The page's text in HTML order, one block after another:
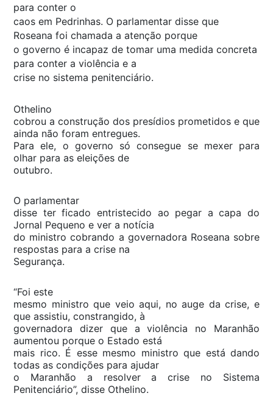
para conter o
caos em Pedrinhas. O parlamentar disse que
Roseana foi chamada a atenção porque
o governo é incapaz de tomar uma medida concreta
para conter a violência e a
crise no sistema penitenciário.
Othelino
cobrou a construção dos presídios prometidos e que
ainda não foram entregues.
Para ele, o governo só consegue se mexer para
olhar para as eleições de
outubro.
O parlamentar
disse ter ficado entristecido ao pegar a capa do
Jornal Pequeno e ver a notícia
do ministro cobrando a governadora Roseana sobre
respostas para a crise na
Segurança.
“Foi este
mesmo ministro que veio aqui, no auge da crise, e
que assistiu, constrangido, à
governadora dizer que a violência no Maranhão
aumentou porque o Estado está
mais rico. É esse mesmo ministro que está dando
todas as condições para ajudar
o Maranhão a resolver a crise no Sistema
Penitenciário”, disse Othelino.